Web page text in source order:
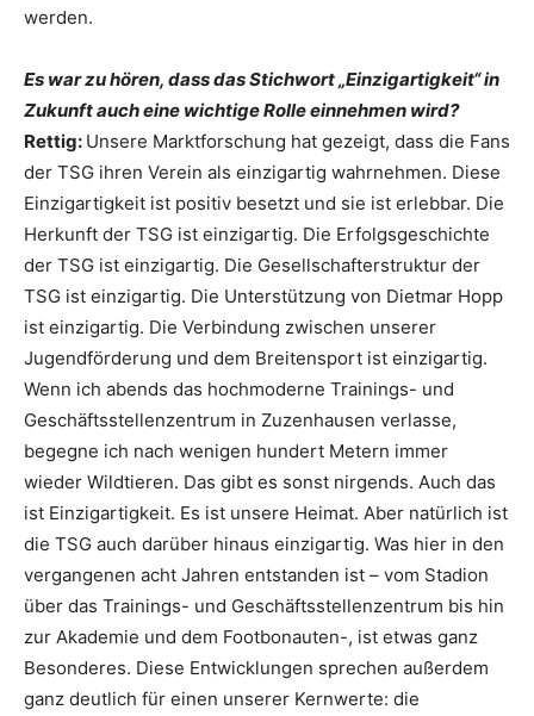
werden.
Es war zu hören, dass das Stichwort „Einzigartigkeit“ in
Zukunft auch eine wichtige Rolle einnehmen wird?
Rettig: Unsere Marktforschung hat gezeigt, dass die Fans
der TSG ihren Verein als einzigartig wahrnehmen. Diese
Einzigartigkeit ist positiv besetzt und sie ist erlebbar. Die
Herkunft der TSG ist einzigartig. Die Erfolgsgeschichte
der TSG ist einzigartig. Die Gesellschafterstruktur der
TSG ist einzigartig. Die Unterstützung von Dietmar Hopp
ist einzigartig. Die Verbindung zwischen unserer
Jugendförderung und dem Breitensport ist einzigartig.
Wenn ich abends das hochmoderne Trainings- und
Geschäftsstellenzentrum in Zuzenhausen verlasse,
begegne ich nach wenigen hundert Metern immer
wieder Wildtieren. Das gibt es sonst nirgends. Auch das
ist Einzigartigkeit. Es ist unsere Heimat. Aber natürlich ist
die TSG auch darüber hinaus einzigartig. Was hier in den
vergangenen acht Jahren entstanden ist – vom Stadion
über das Trainings- und Geschäftsstellenzentrum bis hin
zur Akademie und dem Footbonauten-, ist etwas ganz
Besonderes. Diese Entwicklungen sprechen außerdem
ganz deutlich für einen unserer Kernwerte: die